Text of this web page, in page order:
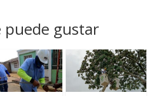
gustar